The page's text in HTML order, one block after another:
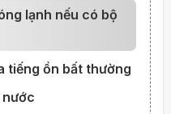
lạnh nếu có bộ
tiếng ồn bất thường
nước